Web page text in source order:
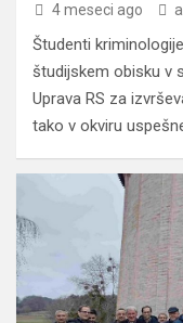
4 meseci ago
Študenti
študijskem obisku v
Uprava RS za
tako v okviru